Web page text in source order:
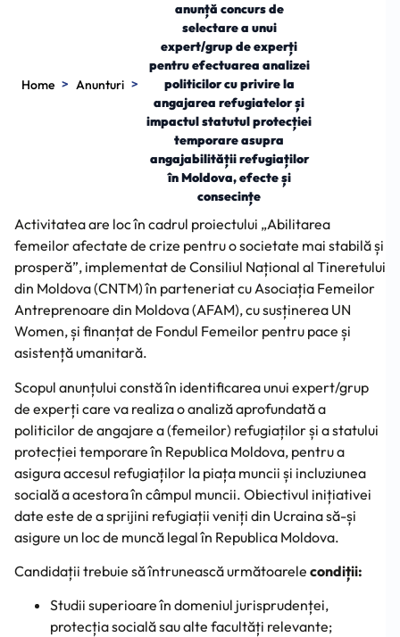
Home > Anunturi >
anunță concurs de
selectare a unui
expert/grup de experți
pentru efectuarea analizei
politicilor cu privire la
angajarea refugiatelor și
impactul statutul protecției
temporare asupra
angajabilității refugiaților
în Moldova, efecte și
consecințe
Activitatea are loc în cadrul proiectului „Abilitarea
femeilor afectate de crize pentru o societate mai stabilă și
prosperă”, implementat de Consiliul Național al Tineretului
din Moldova (CNTM) în parteneriat cu Asociația Femeilor
Antreprenoare din Moldova (AFAM), cu susținerea UN
Women, și finanțat de Fondul Femeilor pentru pace și
asistență umanitară.
Scopul anunțului constă în identificarea unui expert/grup
de experți care va realiza o analiză aprofundată a
politicilor de angajare a (femeilor) refugiaților și a statului
protecției temporare în Republica Moldova, pentru a
asigura accesul refugiaților la piața muncii și incluziunea
socială a acestora în câmpul muncii. Obiectivul inițiativei
date este de a sprijini refugiații veniți din Ucraina să-și
asigure un loc de muncă legal în Republica Moldova.
Candidații trebuie să întrunească următoarele condiții:
Studii superioare în domeniul jurisprudenței,
protecția socială sau alte facultăți relevante;